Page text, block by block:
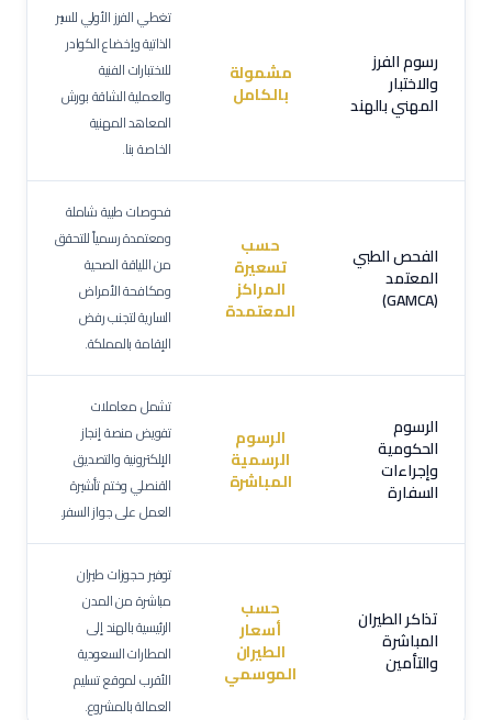
رسوم الفرز
والاختبار
المهني بالهند
مشمولة
بالكامل
تغطي الفرز الأولي للسير
الذاتية وإخضاع الكوادر
للاختبارات الفنية
والعملية الشاقة بورش
المعاهد المهنية
الخاصة بنا.
الفحص الطبي
المعتمد
(GAMCA)
حسب
تسعيرة
المراكز
المعتمدة
فحوصات طبية شاملة
ومعتمدة رسمياً للتحقق
من اللياقة الصحية
ومكافحة الأمراض
السارية لتجنب رفض
الإقامة بالمملكة.
الرسوم
الحكومية
وإجراءات
السفارة
الرسوم
الرسمية
المباشرة
تشمل معاملات
تفويض منصة إنجاز
الإلكترونية والتصديق
القنصلي وختم تأشيرة
العمل على جواز السفر.
تذاكر الطيران
المباشرة
والتأمين
حسب
أسعار
الطيران
الموسمي
توفير حجوزات طيران
مباشرة من المدن
الرئيسية بالهند إلى
المطارات السعودية
الأقرب لموقع تسليم
العمالة بالمشروع.